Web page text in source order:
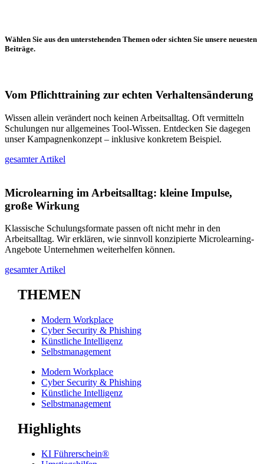
Wählen Sie aus den unterstehenden Themen oder sichten Sie unsere neuesten
Beiträge.
Vom Pflichttraining zur echten Verhaltensänderung
Wissen allein verändert noch keinen Arbeitsalltag. Oft vermitteln
Schulungen nur allgemeines Tool-Wissen. Entdecken Sie dagegen
unser Kampagnenkonzept – inklusive konkretem Beispiel.
gesamter Artikel
Microlearning im Arbeitsalltag: kleine Impulse,
große Wirkung
Klassische Schulungsformate passen oft nicht mehr in den
Arbeitsalltag. Wir erklären, wie sinnvoll konzipierte Microlearning-
Angebote Unternehmen weiterhelfen können.
gesamter Artikel
THEMEN
Modern Workplace
Cyber Security & Phishing
Künstliche Intelligenz
Selbstmanagement
Modern Workplace
Cyber Security & Phishing
Künstliche Intelligenz
Selbstmanagement
Highlights
KI Führerschein®